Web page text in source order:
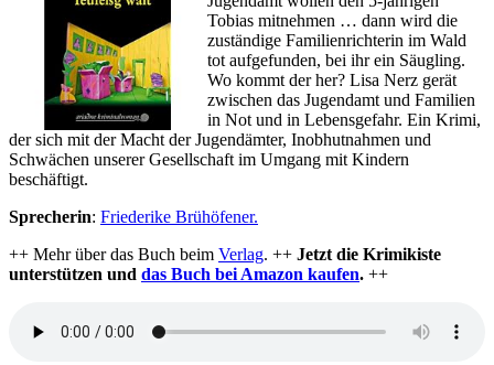
Tobias mitnehmen … dann wird die
zuständige Familienrichterin im Wald
tot aufgefunden, bei ihr ein Säugling.
Wo kommt der her? Lisa Nerz gerät
zwischen das Jugendamt und Familien
in Not und in Lebensgefahr. Ein Krimi,
der sich mit der Macht der Jugendämter, Inobhutnahmen und
Schwächen unserer Gesellschaft im Umgang mit Kindern
beschäftigt.
Sprecherin: Friederike Brühöfener.
++ Mehr über das Buch beim Verlag. ++ Jetzt die Krimikiste
unterstützen und das Buch bei Amazon kaufen. ++